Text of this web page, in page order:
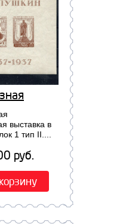
в
Блок 1
выставка в
1 тип II....
руб.